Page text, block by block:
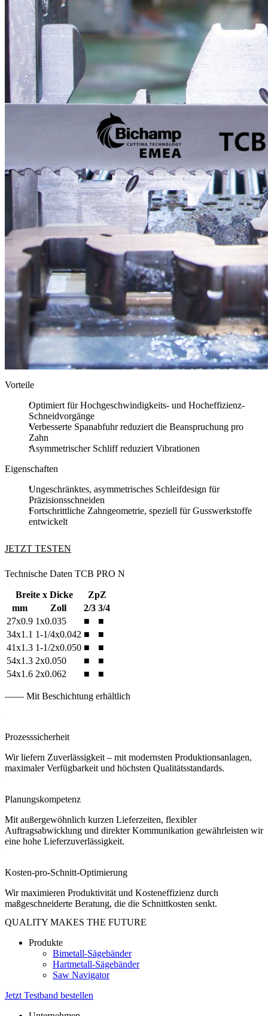
Vorteile
Optimiert für Hochgeschwindigkeits- und Hocheffizienz-
Schneidvorgänge
Verbesserte Spanabfuhr reduziert die Beanspruchung pro
Zahn
Asymmetrischer Schliff reduziert Vibrationen
Eigenschaften
Ungeschränktes, asymmetrisches Schleifdesign für
Präzisionsschneiden
Fortschrittliche Zahngeometrie, speziell für Gusswerkstoffe
entwickelt
JETZT TESTEN
Technische Daten TCB PRO N
Breite x Dicke
ZpZ
mm
Zoll 2/3 3/4
27x0.9 1x0.035 ■
■
34x1.1 1-1/4x0.042 ■
■
41x1.3 1-1/2x0.050 ■
■
54x1.3 2x0.050 ■
■
54x1.6 2x0.062 ■ ■
—— Mit Beschichtung erhältlich
Prozesssicherheit
Wir liefern Zuverlässigkeit – mit modernsten Produktionsanlagen,
maximaler Verfügbarkeit und höchsten Qualitätsstandards.
Planungskompetenz
Mit außergewöhnlich kurzen Lieferzeiten, flexibler
Auftragsabwicklung und direkter Kommunikation gewährleisten wir
eine hohe Lieferzuverlässigkeit.
Kosten-pro-Schnitt-Optimierung
Wir maximieren Produktivität und Kosteneffizienz durch
maßgeschneiderte Beratung, die die Schnittkosten senkt.
QUALITY MAKES THE FUTURE
Produkte
Bimetall-Sägebänder
Hartmetall-Sägebänder
Saw Navigator
Jetzt Testband bestellen